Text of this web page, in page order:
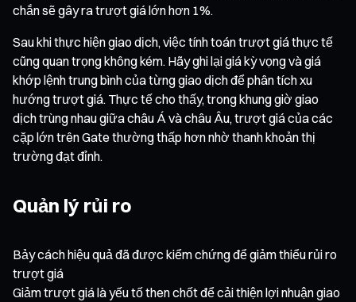
chắn sẽ gây ra trượt giá lớn hơn 1%.
Sau khi thực hiện giao dịch, việc tính toán trượt giá thực tế
cũng quan trọng không kém. Hãy ghi lại giá kỳ vọng và giá
khớp lệnh trung bình của từng giao dịch để phân tích xu
hướng trượt giá. Thực tế cho thấy, trong khung giờ giao
dịch trùng nhau giữa châu Á và châu Âu, trượt giá của các
cặp lớn trên Gate thường thấp hơn nhờ thanh khoản thị
trường đạt đỉnh.
Quản lý rủi ro
Bảy cách hiệu quả đã được kiểm chứng để giảm thiểu rủi ro
trượt giá
Giảm trượt giá là yếu tố then chốt để cải thiện lợi nhuận giao